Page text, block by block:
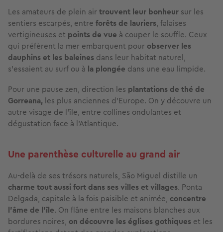
Les amateurs de plein air trouvent leur bonheur sur les
sentiers escarpés, entre forêts de lauriers, falaises
vertigineuses et points de vue à couper le souffle. Ceux
qui préfèrent la mer embarquent pour observer les
dauphins et les baleines dans leur habitat naturel,
s’essaient au surf ou à la plongée dans une eau limpide.
Pour une pause zen, direction les plantations de thé de
Gorreana, les plus anciennes d’Europe. On y découvre un
autre visage de l’île, entre collines ondulantes et
dégustation face à l’Atlantique.
Une parenthèse culturelle au grand air
Au-delà de ses trésors naturels, São Miguel distille un
charme tout aussi fort dans ses villes et villages. Ponta
Delgada, capitale à la fois paisible et animée, concentre
l’âme de l’île. On flâne entre les maisons blanches aux
bordures noires, on découvre les églises gothiques et les